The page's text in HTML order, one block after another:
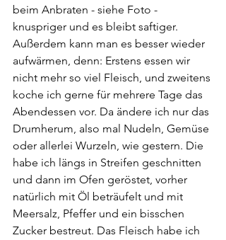
beim Anbraten - siehe Foto -
knuspriger und es bleibt saftiger.
Außerdem kann man es besser wieder
aufwärmen, denn: Erstens essen wir
nicht mehr so viel Fleisch, und zweitens
koche ich gerne für mehrere Tage das
Abendessen vor. Da ändere ich nur das
Drumherum, also mal Nudeln, Gemüse
oder allerlei Wurzeln, wie gestern. Die
habe ich längs in Streifen geschnitten
und dann im Ofen geröstet, vorher
natürlich mit Öl beträufelt und mit
Meersalz, Pfeffer und ein bisschen
Zucker bestreut. Das Fleisch habe ich